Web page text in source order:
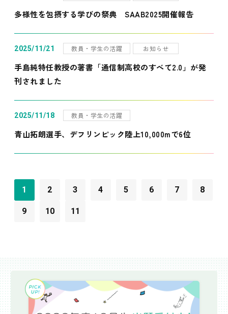
多様性を包摂する学びの祭典 SAAB2025開催報告
2025/11/21 教員・学生の活躍 お知らせ
手島純特任教授の著書「通信制高校のすべて2.0」が発
刊されました
2025/11/18 教員・学生の活躍
青山拓朗選手、デフリンピック陸上10,000mで6位
1 2 3 4 5 6 7 8
9 10 11